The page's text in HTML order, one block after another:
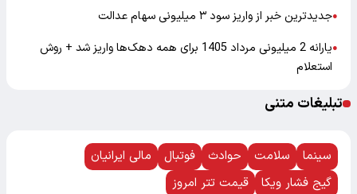
●جدیدترین خبر از واریز سود ۳ میلیونی سهام عدالت
●
یارانه 2 میلیونی مرداد 1405 برای همه دهک‌ها واریز شد + روش
استعلام
تبلیغات متنی
سینما سلامت حوادث فوتبال
مالی ایرانیان
گیج فشار ویکا
قیمت تتر امروز